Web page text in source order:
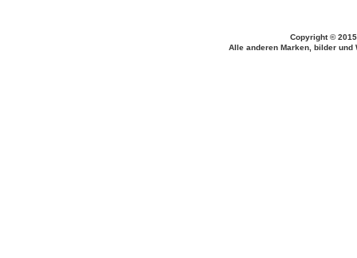
Copyright ©
Alle anderen Marken, bilder und